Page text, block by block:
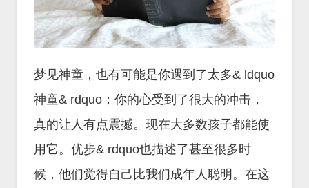
梦见神童，也有可能是你遇到了太多& ldquo
神童& rdquo；你的心受到了很大的冲击，
真的让人有点震撼。现在大多数孩子都能使
用它。优步& rdquo也描述了甚至很多时
候，他们觉得自己比我们成年人聪明。在这